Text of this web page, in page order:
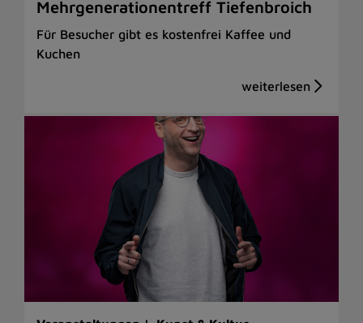
Mehrgenerationentreff Tiefenbroich
Für Besucher gibt es kostenfrei Kaffee und
Kuchen